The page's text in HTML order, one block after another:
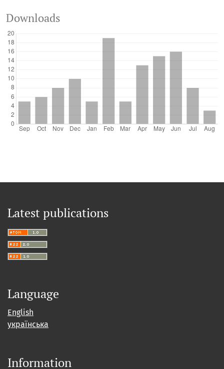
Downloads
Latest publications
Language
English
українська
Information